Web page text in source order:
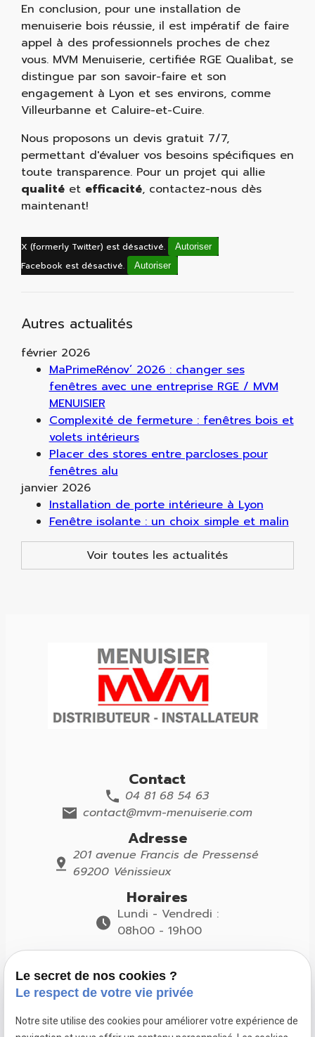
En conclusion, pour une installation de
menuiserie bois réussie, il est impératif de faire
appel à des professionnels proches de chez
vous. MVM Menuiserie, certifiée RGE Qualibat, se
distingue par son savoir-faire et son
engagement à Lyon et ses environs, comme
Villeurbanne et Caluire-et-Cuire.
Nous proposons un devis gratuit 7/7,
permettant d'évaluer vos besoins spécifiques en
toute transparence. Pour un projet qui allie
qualitéet efficacité, contactez-nous dès
maintenant!
X (formerly Twitter) est désactivé. Autoriser
Facebook est désactivé. Autoriser
Autres actualités
février 2026
MaPrimeRénov’ 2026 : changer ses
fenêtres avec une entreprise RGE / MVM
MENUISIER
Complexité de fermeture : fenêtres bois et
volets intérieurs
Placer des stores entre parcloses pour
fenêtres alu
janvier 2026
Installation de porte intérieure à Lyon
Fenêtre isolante : un choix simple et malin
Voir toutes les actualités
Contact
04 81 68 54 63
contact@mvm-menuiserie.com
Adresse
201 avenue Francis de Pressensé
69200 Vénissieux
Horaires
Lundi - Vendredi :
08h00 - 19h00
Suivez-nous
Le secret de nos cookies ?
Le respect de votre vie privée
Notre site utilise des cookies pour améliorer votre expérience de